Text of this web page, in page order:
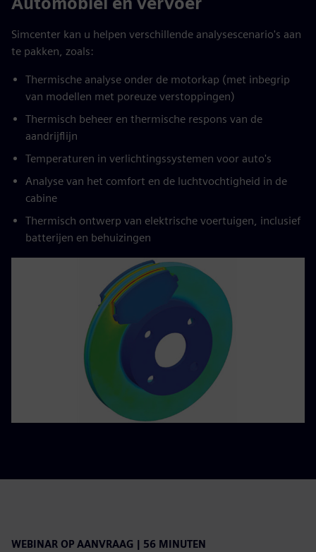
Simcenter kan u helpen verschillende analysescenario's aan
te pakken, zoals:
Thermische analyse onder de motorkap (met inbegrip
van modellen met poreuze verstoppingen)
Thermisch beheer en thermische respons van de
aandrijflijn
Temperaturen in verlichtingssystemen voor auto's
Analyse van het comfort en de luchtvochtigheid in de
cabine
Thermisch ontwerp van elektrische voertuigen, inclusief
batterijen en behuizingen
WEBINAR OP AANVRAAG | 56 MINUTEN